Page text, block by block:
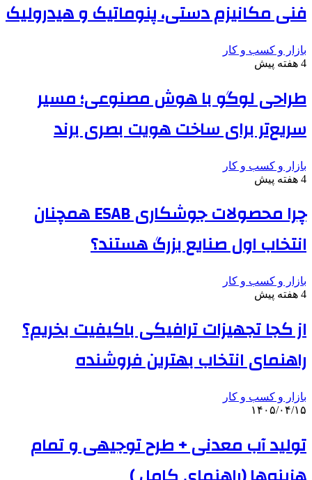
فنی مکانیزم دستی، پنوماتیک و هیدرولیک
بازار و کسب و کار
4 هفته پیش
طراحی لوگو با هوش مصنوعی؛ مسیر
سریع‌تر برای ساخت هویت بصری برند
بازار و کسب و کار
4 هفته پیش
چرا محصولات جوشکاری ESAB همچنان
انتخاب اول صنایع بزرگ هستند؟
بازار و کسب و کار
4 هفته پیش
از کجا تجهیزات ترافیکی باکیفیت بخریم؟
راهنمای انتخاب بهترین فروشنده
بازار و کسب و کار
۱۴۰۵/۰۴/۱۵
تولید آب معدنی + طرح توجیهی و تمام